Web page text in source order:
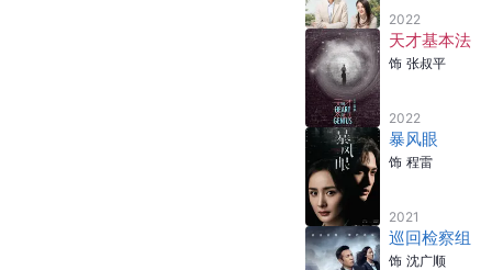
2022
天才基本法
饰 张叔平
2022
暴风眼
饰 程雷
2021
巡回检察组
饰 沈广顺